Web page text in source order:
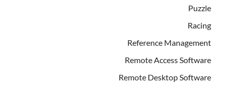
Puzzle
Racing
Reference Management
Remote Access Software
Remote Desktop Software